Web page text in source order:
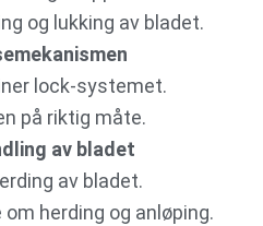
og lukking av bladet.
lock-systemet.
på riktig måte.
av bladet
av bladet.
om herding og anløping.